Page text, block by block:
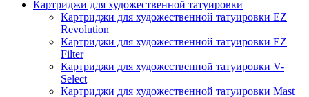
Картриджи для художественной татуировки
Картриджи для художественной татуировки EZ
Revolution
Картриджи для художественной татуировки EZ
Filter
Картриджи для художественной татуировки V-
Select
Картриджи для художественной татуировки Mast